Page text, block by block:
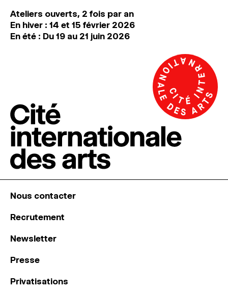
Ateliers ouverts, 2 fois par an
En hiver : 14 et 15 février 2026
En été : Du 19 au 21 juin 2026
Nous contacter
Recrutement
Newsletter
Presse
Privatisations